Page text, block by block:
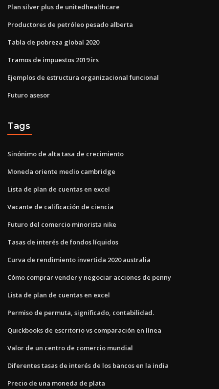
Plan silver plus de unitedhealthcare
Productores de petróleo pesado alberta
Tabla de pobreza global 2020
Tramos de impuestos 2019 irs
Ejemplos de estructura organizacional funcional
Futuro asesor
Tags
Sinónimo de alta tasa de crecimiento
Moneda oriente medio cambridge
Lista de plan de cuentas en excel
Vacante de calificación de ciencia
Futuro del comercio minorista nike
Tasas de interés de fondos líquidos
Curva de rendimiento invertida 2020 australia
Cómo comprar vender y negociar acciones de penny
Lista de plan de cuentas en excel
Permiso de permuta, significado, contabilidad.
Quickbooks de escritorio vs comparación en línea
Valor de un centro de comercio mundial
Diferentes tasas de interés de los bancos en la india
Precio de una moneda de plata